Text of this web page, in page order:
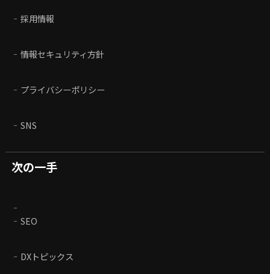
採用情報
情報セキュリティ方針
プライバシーポリシー
SNS
次の一手
SEO
DXトピックス